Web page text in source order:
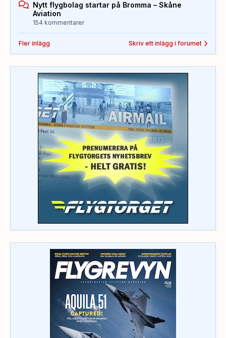
Nytt flygbolag startar på Bromma – Skåne
Aviation
154 kommentarer
Fler inlägg Skriv ett inlägg i forumet